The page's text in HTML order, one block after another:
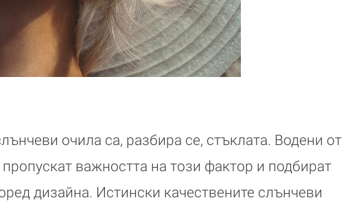
очила са, разбира се, стъклата. Водени от
важността на този фактор и подбират
дизайна. Истински качествените слънчеви